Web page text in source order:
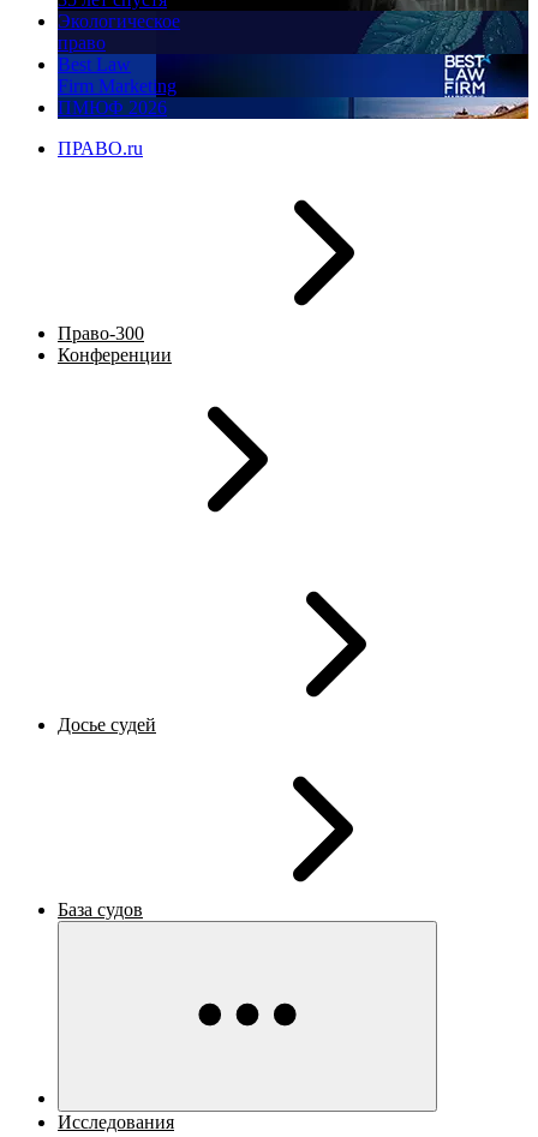
Экологическое
право
Best Law
Firm Marketing
ПМЮФ 2026
ПРАВО.ru
Право-300
Конференции
Досье судей
База судов
Исследования